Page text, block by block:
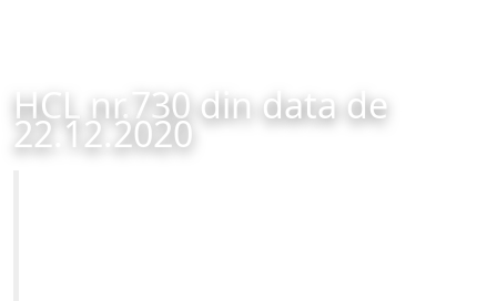
HCL nr.730 din data de
22.12.2020